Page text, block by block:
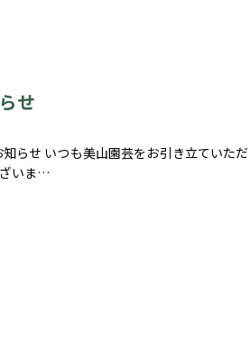
せ
らせ いつも美山園芸をお引き立ていただ
いま…